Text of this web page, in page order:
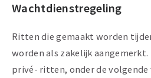
Wachtdienstregeling
Ritten die gemaakt worden
worden als zakelijk
privé- ritten, onder de volgende